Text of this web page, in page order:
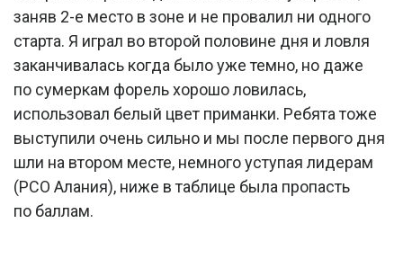
заняв 2-е место в зоне и не провалил ни одного
старта. Я играл во второй половине дня и ловля
заканчивалась когда было уже темно, но даже
по сумеркам форель хорошо ловилась,
использовал белый цвет приманки. Ребята тоже
выступили очень сильно и мы после первого дня
шли на втором месте, немного уступая лидерам
(РСО Алания), ниже в таблице была пропасть
по баллам.